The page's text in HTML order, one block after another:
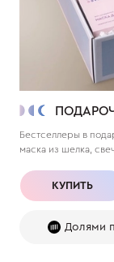
Бестселлеры в
маска из шелка,
КУПИТЬ
Долями